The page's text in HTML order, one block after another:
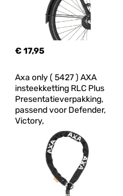
€ 17,95
Axa only ( 5427 ) AXA
insteekketting RLC Plus
Presentatieverpakking,
passend voor Defender,
Victory,